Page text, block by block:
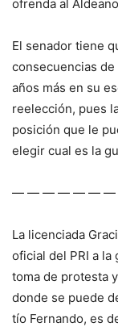
ofrenda al
El senador tiene
consecuencias
años más en su
reelección, pues
posición que le
elegir cual es la
— — — — — —
La licenciada
oficial del PRI a
toma de protesta
donde se puede
tío Fernando, es